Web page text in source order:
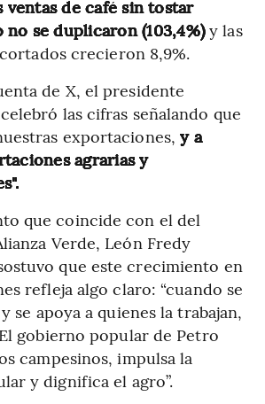
ventas de café sin tostar
no se duplicaron (103,4%)y las
crecieron 8,9%.
de X, el presidente
las cifras señalando que
exportaciones,y a
agrarias y
que coincide con el del
Verde, León Fredy
que este crecimiento en
refleja algo claro: “cuando se
se apoya a quienes la trabajan,
gobierno popular de Petro
campesinos, impulsa la
y dignifica el agro”.